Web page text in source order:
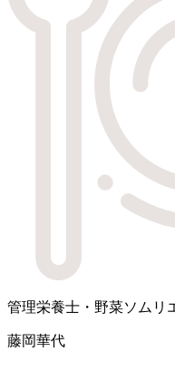
管理栄養士・野菜ソムリ
藤岡華代